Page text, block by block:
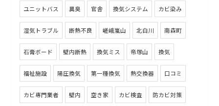
ユニットバス 異臭 官舎 換気システム カビ染み
湿気トラブル 断熱不良 嵯峨嵐山 北白川 南森町
石膏ボード 壁内断熱 換気ミス 帝塚山 換気
福祉施設 陽圧換気 第一種換気 熱交換器 口コミ
カビ専門業者 壁内 空き家 カビ検査 防カビ対策